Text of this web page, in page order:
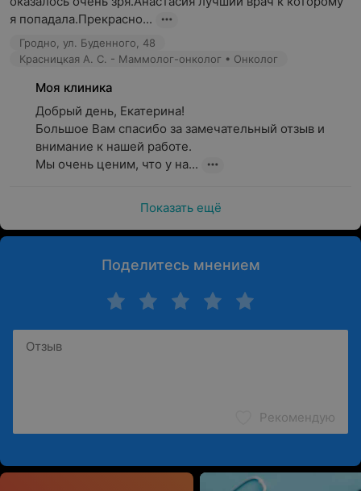
я попадала.Прекрасно...
Гродно, ул. Буденного, 48
Красницкая А. С. - Маммолог-онколог • Онколог
Моя клиника
Добрый день, Екатерина!
Большое Вам спасибо за замечательный отзыв и
внимание к нашей работе.
Мы очень ценим, что у на...
Показать ещё
Поделитесь мнением
Рекомендую